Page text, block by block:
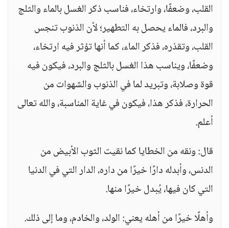
القلب، وضعفًا، وارتخاء، فناسب ذكر الغسل بالماء والثلج
والبرد، فالماء يحصل به التطهير؛ لأن الذنوب تنجس
القلب، وتقذره، فذكر الماء، كما أنها تؤثر فيه ارتخاء،
وضعفًا، ويناسب هذا الغسل بالثلج والبرد، فيكون فيه
قوة وصلابة، وتبريد لما في الذنوب والشهوات من
الحرارة، فذكر هذا، فيكون في غاية المناسبة، والله تعالى
أعلم.
قال: ونقه من الخطايا كما نقيت الثوب الأبيض من
الدنس، وأبدله دارًا خيرًا من داره، الدار التي في الدنيا
التي كان فيها، يُبدل خيرًا منها.
وأهلًا خيرًا من أهله يعني: الولد، والخادم، وما إلى ذلك.